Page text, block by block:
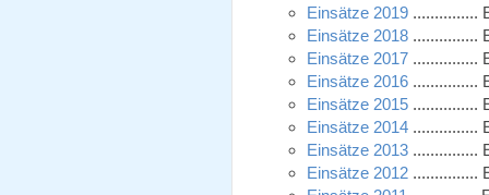
Einsätze 2019 ...............
Einsätze 2018 ...............
Einsätze 2017 ...............
Einsätze 2016 ...............
Einsätze 2015 ...............
Einsätze 2014 ...............
Einsätze 2013 ...............
Einsätze 2012 ...............